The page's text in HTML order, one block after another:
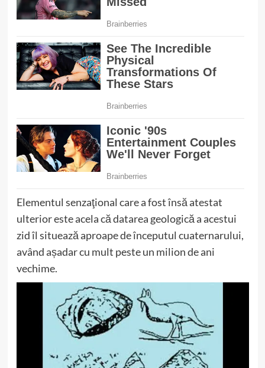
Elementul senzaţional care a fost însă atestat
ulterior este acela că datarea geologică a acestui
zid îl situează aproape de începutul cuaternarului,
având așadar cu mult peste un milion de ani
vechime.